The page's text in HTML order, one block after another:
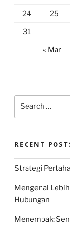
24 25
31
« Mar
RECENT
Strategi
Mengenal
Hubungan
Menembak: